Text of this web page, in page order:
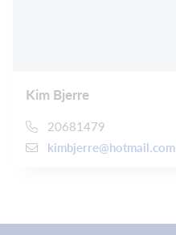
Kim Bjerre
20681479
kimbjerre@hotmail.com